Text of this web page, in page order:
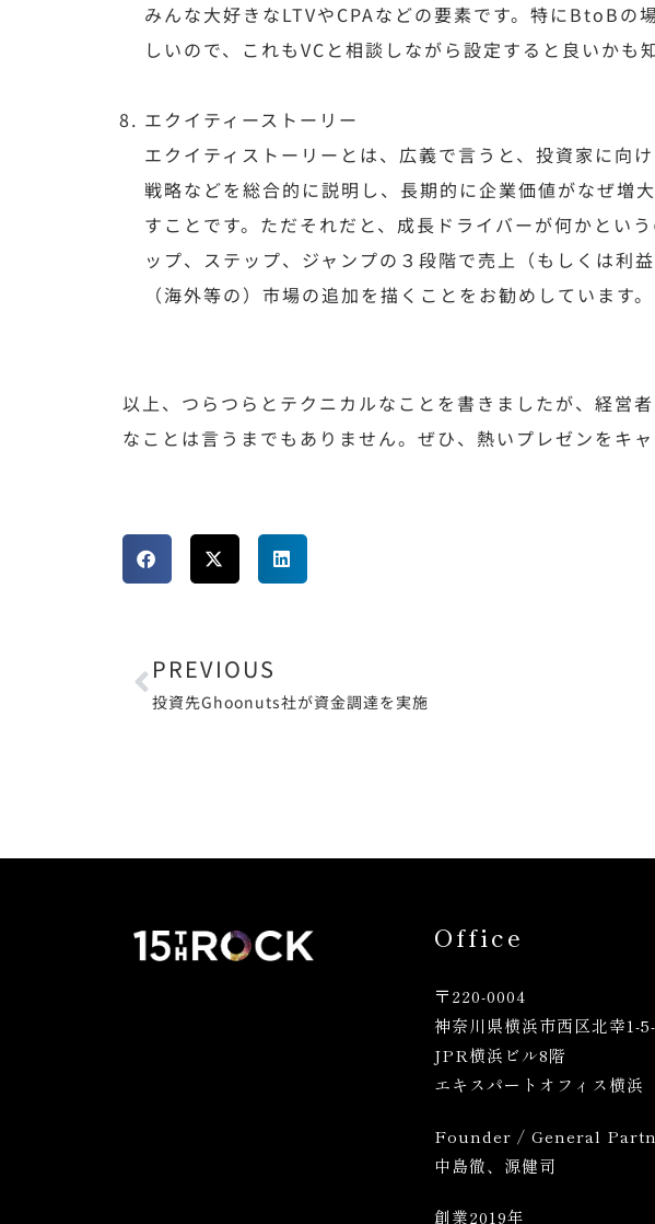
みんな大好きなLTVやCPAなどの要素です。特にBtoBの
しいので、これもVCと相談しながら設定すると良いかも
エクイティーストーリー
エクイティストーリーとは、広義で言うと、投資家に向
戦略などを総合的に説明し、長期的に企業価値がなぜ増
すことです。ただそれだと、成長ドライバーが何かとい
ップ、ステップ、ジャンプの３段階で売上（もしくは利
（海外等の）市場の追加を描くことをお勧めしています。
以上、つらつらとテクニカルなことを書きましたが、経営
なことは言うまでもありません。ぜひ、熱いプレゼンをキ
PREVIOUS
投資先Ghoonuts社が資金調達を実施
Office
〒220-0004
神奈川県横浜市西区北幸1-
JPR横浜ビル8階
エキスパートオフィス横浜
Founder / General
中島徹、源健司
創業2019年